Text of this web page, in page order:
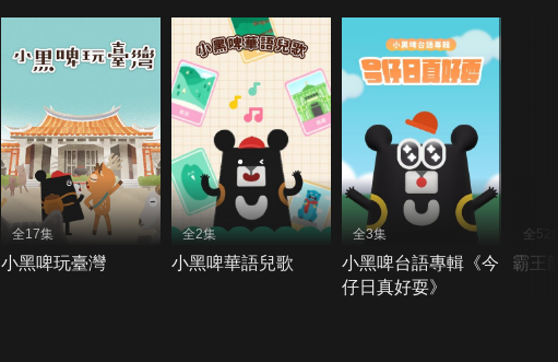
全17集
小黑啤玩臺灣
全2集
小黑啤華語兒歌
全3集
小黑啤台語專輯《今
仔日真好耍》
全52
霸王